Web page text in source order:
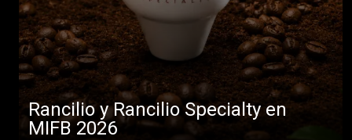
Rancilio y Rancilio Specialty en
MIFB 2026